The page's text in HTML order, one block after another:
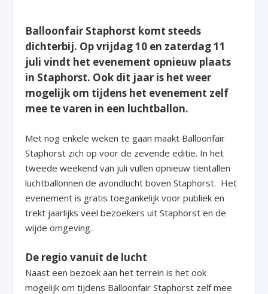
Balloonfair Staphorst komt steeds
dichterbij. Op vrijdag 10 en zaterdag 11
juli vindt het evenement opnieuw plaats
in Staphorst. Ook dit jaar is het weer
mogelijk om tijdens het evenement zelf
mee te varen in een luchtballon.
Met nog enkele weken te gaan maakt Balloonfair
Staphorst zich op voor de zevende editie. In het
tweede weekend van juli vullen opnieuw tientallen
luchtballonnen de avondlucht boven Staphorst. Het
evenement is gratis toegankelijk voor publiek en
trekt jaarlijks veel bezoekers uit Staphorst en de
wijde omgeving.
De regio vanuit de lucht
Naast een bezoek aan het terrein is het ook
mogelijk om tijdens Balloonfair Staphorst zelf mee